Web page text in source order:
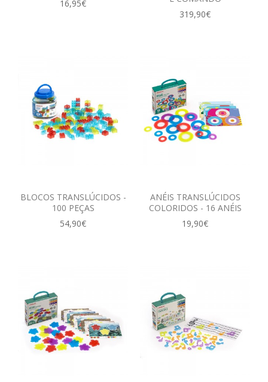
16,95€
319,90€
BLOCOS TRANSLÚCIDOS -
100 PEÇAS
54,90€
ANÉIS TRANSLÚCIDOS
COLORIDOS - 16 ANÉIS
19,90€